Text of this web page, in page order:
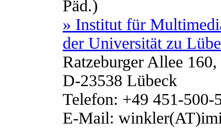
Päd.)
» Institut für
der Universität zu
Ratzeburger Allee
D-23538 Lübeck
Telefon: +49 451-500-
E-Mail: